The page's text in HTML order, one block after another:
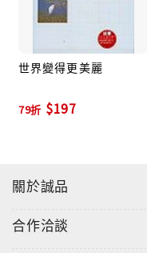
胖女生、瘦男生，誰
想要穿出自己的美麗
我發誓，我會減肥成功
益智比賽變成了催淚
愛吃的皇后瓦實提
他們的背影會說話
悲傷與快樂在拔河
心痛與心碎之間
世界變得更美麗
79折 $197
關於誠品
合作洽談